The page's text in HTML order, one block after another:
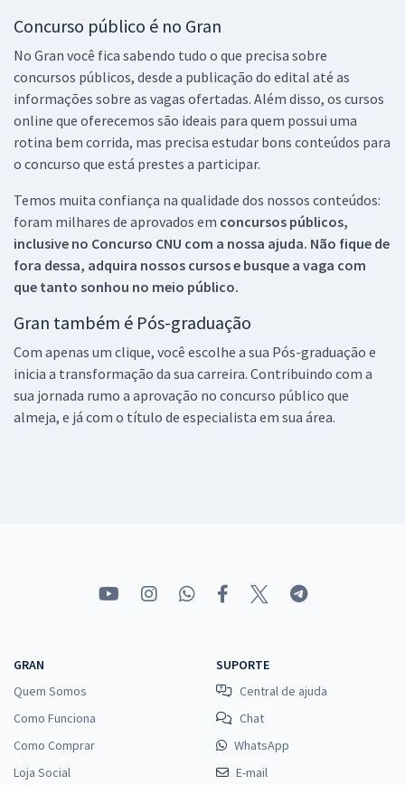
Concurso público é no Gran
No Gran você fica sabendo tudo o que precisa sobre
concursos públicos, desde a publicação do edital até as
informações sobre as vagas ofertadas. Além disso, os cursos
online que oferecemos são ideais para quem possui uma
rotina bem corrida, mas precisa estudar bons conteúdos para
o concurso que está prestes a participar.
Temos muita confiança na qualidade dos nossos conteúdos:
foram milhares de aprovados em concursos públicos,
inclusive no Concurso CNU com a nossa ajuda. Não fique de
fora dessa, adquira nossos cursos e busque a vaga com
que tanto sonhou no meio público.
Gran também é Pós-graduação
Com apenas um clique, você escolhe a sua Pós-graduação e
inicia a transformação da sua carreira. Contribuindo com a
sua jornada rumo a aprovação no concurso público que
almeja, e já com o título de especialista em sua área.
GRAN
Quem Somos
Como Funciona
Como Comprar
Loja Social
SUPORTE
Central de ajuda
Chat
WhatsApp
E-mail